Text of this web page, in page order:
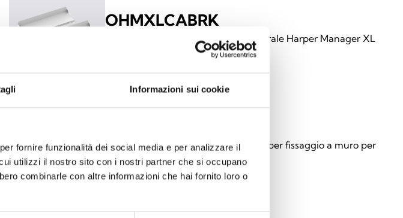
Informazioni sui cookie
fornire funzionalità dei social media e per analizzare il
utilizzi il nostro sito con i nostri partner che si occupano
combinarle con altre informazioni che hai fornito loro o
OHMXLCABRK
Staffe per fissaggio rack 19” per centrale Harper Manager XL
Staffe distanziali con passaggio cavi per fissaggio a muro per
centrale Harper Manager XL